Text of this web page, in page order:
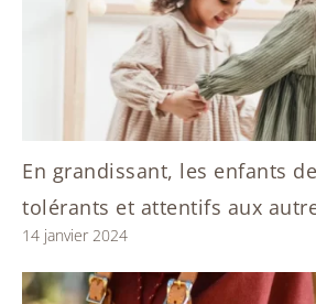
En grandissant, les enfants
tolérants et attentifs aux
14 janvier 2024